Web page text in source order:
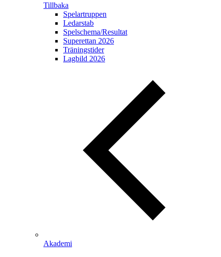
Tillbaka
Spelartruppen
Ledarstab
Spelschema/Resultat
Superettan 2026
Träningstider
Lagbild 2026
Akademi